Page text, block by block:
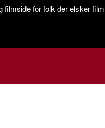
for folk der elsker